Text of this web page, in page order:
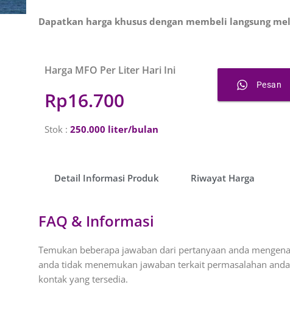
Dapatkan harga khusus dengan membeli langsung
Harga MFO Per Liter Hari Ini
Rp16.700
Stok : 250.000 liter/bulan
Pesan
Detail Informasi Produk​ Riwayat Harga​
FAQ & Informasi
Temukan beberapa jawaban dari pertanyaan anda
anda tidak menemukan jawaban terkait permasalahan
kontak yang tersedia.